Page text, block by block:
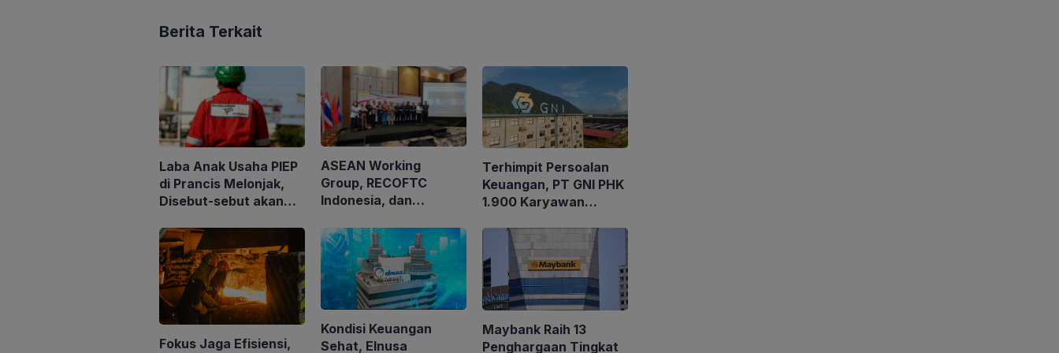
Berita Terkait
Laba Anak Usaha PIEP
di Prancis Melonjak,
Disebut-sebut akan
Migas Kanada
ASEAN Working
Group, RECOFTC
Indonesia, dan
Lokakarya Regional
untuk Memperkuat
Tata Kelola
Perhutanan Sosial
Terhimpit Persoalan
Keuangan, PT GNI PHK
1.900 Karyawan
2026
Fokus Jaga Efisiensi,
Kondisi Keuangan
Sehat, Elnusa
Maybank Raih 13
Penghargaan Tingkat